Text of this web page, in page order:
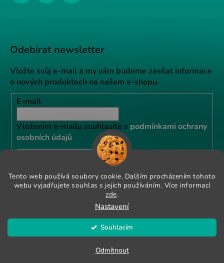
Tento web používá soubory cookie. Dalším procházením tohoto
webu vyjadřujete souhlas s jejich používáním. Více informací
zde.
Nastavení
Odmítnout
Souhlasím
Odebírat newsletter
Vložte svůj e-mail a my vám budeme zasílat informace
o nových produktech na našem e-shopu.
E-mail
Vložením e-mailu souhlasíte s podmínkami ochrany
osobních údajů
Vytvořil Shoptet
Vetexpert shop
Upravit nastavení cookies